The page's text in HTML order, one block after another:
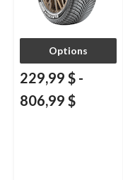
Options
229,99 $ -
806,99 $